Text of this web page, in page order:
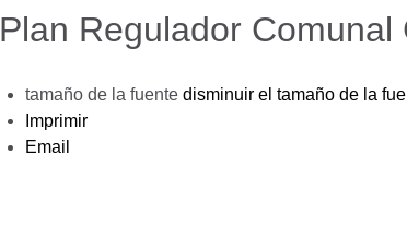
Plan Regulador Comunal
tamaño de la fuente disminuir el tamaño de la
Imprimir
Email